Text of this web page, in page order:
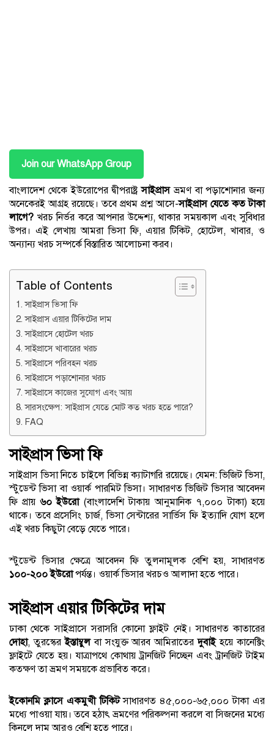
Join our WhatsApp Group
বাংলাদেশ থেকে ইউরোপের দ্বীপরাষ্ট্রসাইপ্রাসভ্রমণ বা পড়াশোনার জন্য
অনেকেরই আগ্রহ রয়েছে। তবে প্রথম প্রশ্ন আসে-সাইপ্রাস যেতে কত টাকা
লাগে? খরচ নির্ভর করে আপনার উদ্দেশ্য, থাকার সময়কাল এবং সুবিধার
উপর। এই লেখায় আমরা ভিসা ফি, এয়ার টিকিট, হোটেল, খাবার, ও
অন্যান্য খরচ সম্পর্কে বিস্তারিত আলোচনা করব।
Table of Contents
সাইপ্রাস ভিসা ফি
সাইপ্রাস এয়ার টিকিটের দাম
সাইপ্রাসে হোটেল খরচ
সাইপ্রাসে খাবারের খরচ
সাইপ্রাসে পরিবহন খরচ
সাইপ্রাসে পড়াশোনার খরচ
সাইপ্রাসে কাজের সুযোগ এবং আয়
সারসংক্ষেপ: সাইপ্রাস যেতে মোট কত খরচ হতে পারে?
FAQ
সাইপ্রাস ভিসা ফি
সাইপ্রাস ভিসা নিতে চাইলে বিভিন্ন ক্যাটাগরি রয়েছে। যেমন: ভিজিট ভিসা,
স্টুডেন্ট ভিসা বা ওয়ার্ক পারমিট ভিসা। সাধারণত ভিজিট ভিসার আবেদন
ফি প্রায়৬০ ইউরো(বাংলাদেশি টাকায় আনুমানিক ৭,০০০ টাকা) হয়ে
থাকে। তবে প্রসেসিং চার্জ, ভিসা সেন্টারের সার্ভিস ফি ইত্যাদি যোগ হলে
এই খরচ কিছুটা বেড়ে যেতে পারে।
স্টুডেন্ট ভিসার ক্ষেত্রে আবেদন ফি তুলনামূলক বেশি হয়, সাধারণত
১০০-২০০ ইউরোপর্যন্ত। ওয়ার্ক ভিসার খরচও আলাদা হতে পারে।
সাইপ্রাস এয়ার টিকিটের দাম
ঢাকা থেকে সাইপ্রাসে সরাসরি কোনো ফ্লাইট নেই। সাধারণত কাতারের
দোহা, তুরস্কেরইস্তাম্বুলবা সংযুক্ত আরব আমিরাতেরদুবাইহয়ে কানেক্টিং
ফ্লাইটে যেতে হয়। যাত্রাপথে কোথায় ট্রানজিট নিচ্ছেন এবং ট্রানজিট টাইম
কতক্ষণ তা ভ্রমণ সময়কে প্রভাবিত করে।
ইকোনমি ক্লাসে একমুখী টিকিটসাধারণত ৪৫,০০০-৬৫,০০০ টাকা এর
মধ্যে পাওয়া যায়। তবে হঠাৎ ভ্রমণের পরিকল্পনা করলে বা সিজনের মধ্যে
কিনলে দাম আরও বেশি হতে পারে।